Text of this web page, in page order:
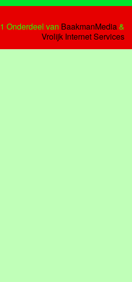
Onderdeel van BaakmanMedia&
Vrolijk Internet Services